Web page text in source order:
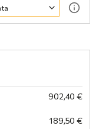
902,40 €
189,50 €